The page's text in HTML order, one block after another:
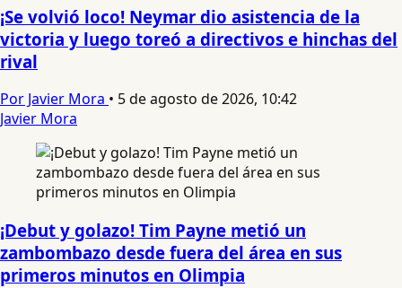
¡Se volvió loco! Neymar dio asistencia de la
victoria y luego toreó a directivos e hinchas del
rival
Por Javier Mora • 5 de agosto de 2026, 10:42
Javier Mora
¡Debut y golazo! Tim Payne metió un
zambombazo desde fuera del área en sus
primeros minutos en Olimpia